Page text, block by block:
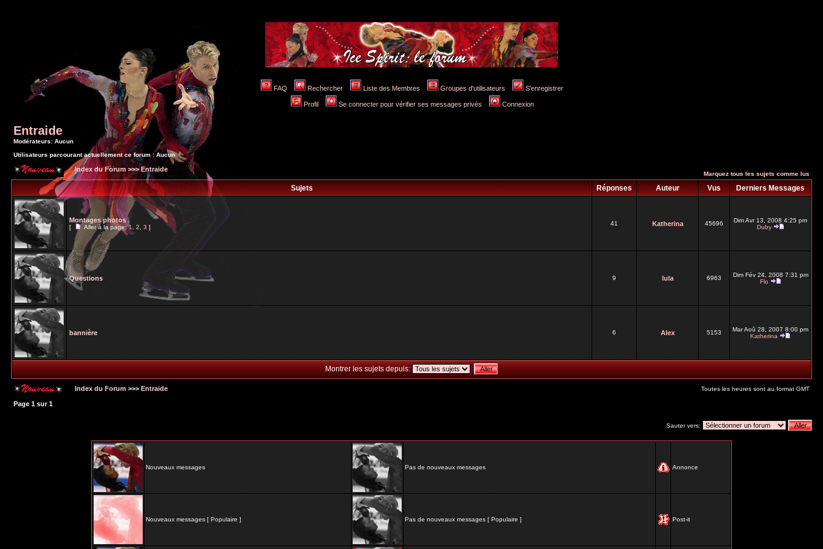
FAQ Rechercher Liste des Membres Groupes d'utilisateurs S'enregistrer
Profil Se connecter pour vérifier ses messages privés Connexion
Entraide
Modérateurs: Aucun
Utilisateurs parcourant actuellement ce forum : Aucun
Index du Forum >>>Entraide
Marquez tous les sujets comme lus
Sujets Réponses Auteur Vus Derniers Messages
Montages photos
[ Aller à la page:1,2,3]
41 Katherina 45696
Dim Avr 13, 2008 4:25 pm
Duby
Questions 9 lula 6963
Dim Fév 24, 2008 7:31 pm
Flo
bannière 6 Alex 5153
Mar Aoû 28, 2007 8:00 pm
Katherina
Montrer les sujets depuis:
Index du Forum >>> Entraide Toutes les heures sont au format GMT
Page 1 sur1
Sauter vers:
Nouveaux messages Pas de nouveaux messages Annonce
Nouveaux messages [ Populaire ] Pas de nouveaux messages [ Populaire ] Post-it